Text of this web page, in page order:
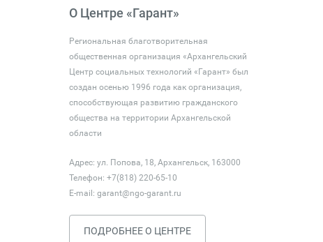
О Центре «Гарант»
Региональная благотворительная
общественная организация «Архангельский
Центр социальных технологий «Гарант» был
создан осенью 1996 года как организация,
способствующая развитию гражданского
общества на территории Архангельской
области
Адрес: ул. Попова, 18, Архангельск, 163000
Телефон: +7(818) 220-65-10
E-mail: garant@ngo-garant.ru
ПОДРОБНЕЕ О ЦЕНТРЕ